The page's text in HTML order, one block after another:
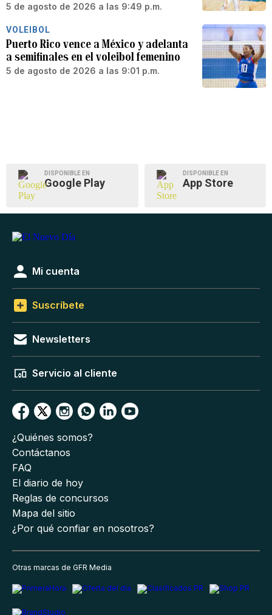
5 de agosto de 2026 a las 9:49 p.m.
VOLEIBOL
Puerto Rico vence a México y adelanta
a semifinales en el voleibol femenino
5 de agosto de 2026 a las 9:01 p.m.
DISPONIBLE EN
Google Play
DISPONIBLE EN
App Store
Mi cuenta
Suscríbete
Newsletters
Servicio al cliente
¿Quiénes somos?
Contáctanos
FAQ
El diario de hoy
Reglas de concursos
Mapa del sitio
¿Por qué confiar en nosotros?
Otras marcas de GFR Media